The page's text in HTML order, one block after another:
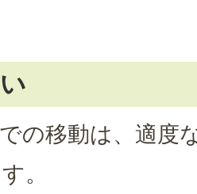
の移動は、適度
。